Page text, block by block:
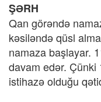
ŞƏRH
Qan görəndə
kəsiləndə qüsl
namaza başlayar.
davam edər.
istihazə olduğu